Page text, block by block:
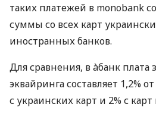
таких платежей в monobank
суммы со всех карт
иностранных банков.
Для сравнения, в àбанк плата
эквайринга составляет 1,2%
с украинских карт и 2% с